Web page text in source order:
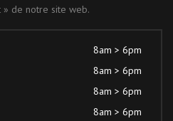
» de notre site web.
8am > 6pm
8am > 6pm
8am > 6pm
8am > 6pm